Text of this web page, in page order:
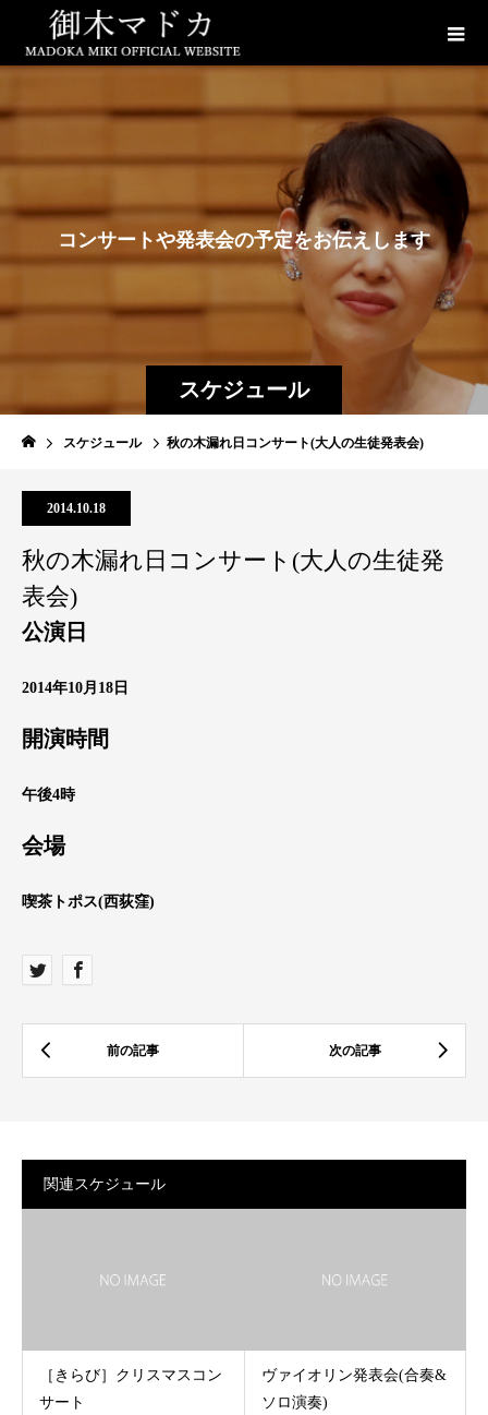
スケジュール
コ ンサー トや発表会の予定をお伝えします
スケジュール 秋の木漏れ日コンサート(大人の生徒発表会)
2014.10.18
秋の木漏れ日コンサート(大人の生徒発
表会)
公演日
2014年10月18日
開演時間
午後4時
会場
喫茶トポス(西荻窪)
関連スケジュール
［きらび］クリスマスコン
サート
ヴァイオリン発表会(合奏&
ソロ演奏)